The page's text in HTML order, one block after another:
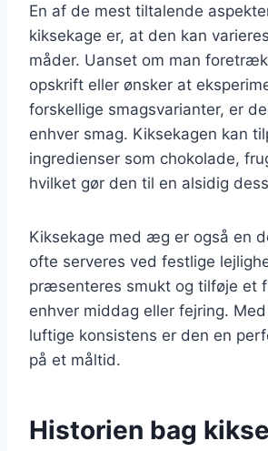
En af de mest tiltalende
kiksekage er, at den kan
måder. Uanset om man
opskrift eller ønsker at
forskellige smagsvarianter, er
enhver smag. Kiksekagen kan
ingredienser som chokolade,
hvilket gør den til en alsidig
Kiksekage med æg er også en
ofte serveres ved festlige
præsenteres smukt og tilføje et
enhver middag eller fejring.
luftige konsistens er den en
på et måltid.
Historien bag